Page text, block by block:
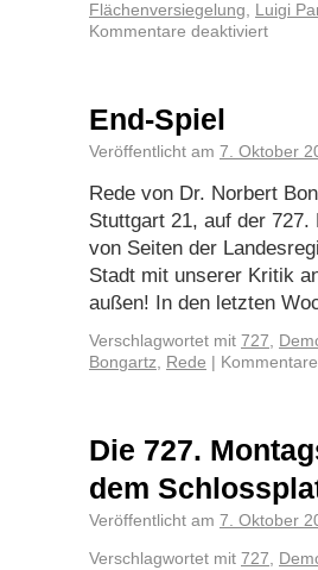
Flächenversiegelung, Luigi
Kommentare deaktiviert
End-Spiel
Veröffentlicht am 7. Oktober
Rede von Dr. Norbert
Stuttgart 21, auf der 727.
von Seiten der
Stadt mit unserer Kritik
außen! In den letzten
Verschlagwortet mit 727,
Bongartz, Rede
Die 727.
dem
Veröffentlicht am 7. Oktober
Verschlagwortet mit 727,